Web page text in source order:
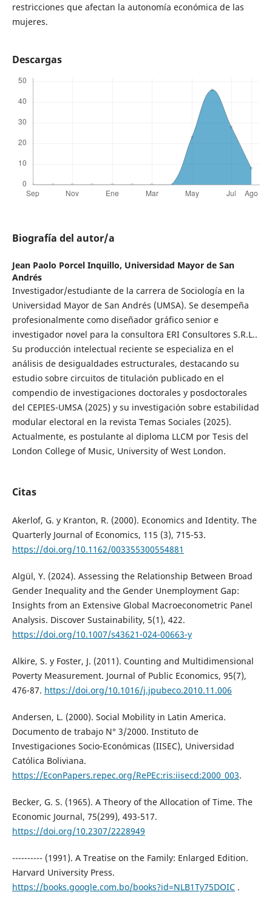
restricciones que afectan la autonomía económica de las
mujeres.
Descargas
Biografía del autor/a
Jean Paolo Porcel Inquillo, Universidad Mayor de San
Andrés
Investigador/estudiante de la carrera de Sociología en la
Universidad Mayor de San Andrés (UMSA). Se desempeña
profesionalmente como diseñador gráfico senior e
investigador novel para la consultora ERI Consultores S.R.L..
Su producción intelectual reciente se especializa en el
análisis de desigualdades estructurales, destacando su
estudio sobre circuitos de titulación publicado en el
compendio de investigaciones doctorales y posdoctorales
del CEPIES-UMSA (2025) y su investigación sobre estabilidad
modular electoral en la revista Temas Sociales (2025).
Actualmente, es postulante al diploma LLCM por Tesis del
London College of Music, University of West London.
Citas
Akerlof, G. y Kranton, R. (2000). Economics and Identity. The
Quarterly Journal of Economics, 115 (3), 715-53.
https://doi.org/10.1162/003355300554881
Algül, Y. (2024). Assessing the Relationship Between Broad
Gender Inequality and the Gender Unemployment Gap:
Insights from an Extensive Global Macroeconometric Panel
Analysis. Discover Sustainability, 5(1), 422.
https://doi.org/10.1007/s43621-024-00663-y
Alkire, S. y Foster, J. (2011). Counting and Multidimensional
Poverty Measurement. Journal of Public Economics, 95(7),
476-87. https://doi.org/10.1016/j.jpubeco.2010.11.006
Andersen, L. (2000). Social Mobility in Latin America.
Documento de trabajo N° 3/2000. Instituto de
Investigaciones Socio-Económicas (IISEC), Universidad
Católica Boliviana.
https://EconPapers.repec.org/RePEc:ris:iisecd:2000_003.
Becker, G. S. (1965). A Theory of the Allocation of Time. The
Economic Journal, 75(299), 493-517.
https://doi.org/10.2307/2228949
---------- (1991). A Treatise on the Family: Enlarged Edition.
Harvard University Press.
https://books.google.com.bo/books?id=NLB1Ty75DOIC.